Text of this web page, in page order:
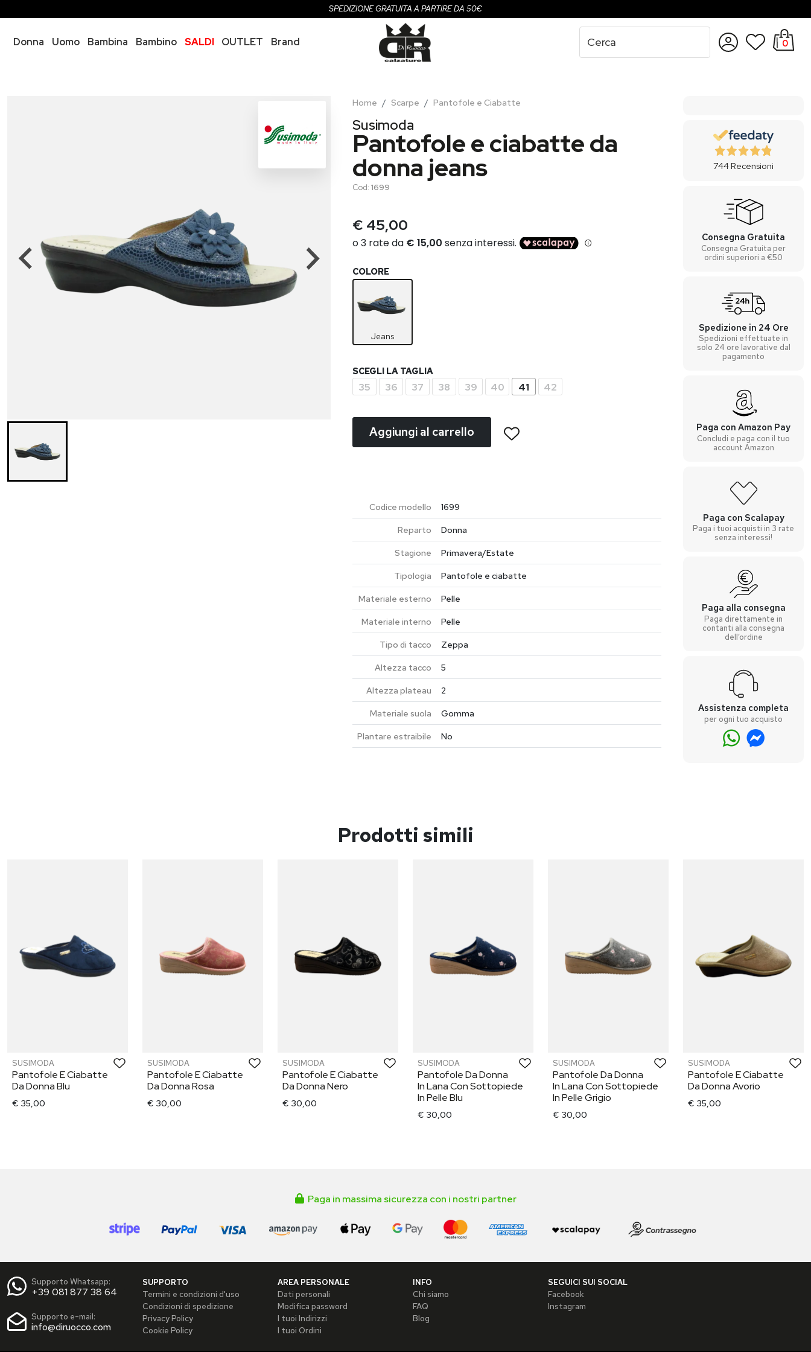
SPEDIZIONE GRATUITA A PARTIRE DA 50€
Donna Uomo Bambina Bambino SALDI OUTLET
Brand
0
Home Scarpe Pantofole e Ciabatte
Susimoda
Pantofole e ciabatte da
donna jeans
Cod: 1699
€ 45,00
COLORE
Jeans
SCEGLI LA TAGLIA
35 36 37 38 39 40 41 42
Aggiungi al carrello
Codice modello
1699
Reparto
Donna
Stagione
Primavera/Estate
Tipologia
Pantofole e ciabatte
Materiale esterno
Pelle
Materiale interno
Pelle
Tipo di tacco
Zeppa
Altezza tacco
5
Altezza plateau
2
Materiale suola
Gomma
Plantare estraibile
No
744Recensioni
Consegna Gratuita
Consegna Gratuita per
ordini superiori a €50
Spedizione in 24 Ore
Spedizioni effettuate in
solo 24 ore lavorative dal
pagamento
Paga con Amazon Pay
Concludi e paga con il tuo
account Amazon
Paga con Scalapay
Paga i tuoi acquisti in 3 rate
senza interessi!
Paga alla consegna
Paga direttamente in
contanti alla consegna
dell’ordine
Assistenza completa
per ogni tuo acquisto
Prodotti simili
SUSIMODA
Pantofole E Ciabatte
Da Donna Blu
€ 35,00
SUSIMODA
Pantofole E Ciabatte
Da Donna Rosa
€ 30,00
SUSIMODA
Pantofole E Ciabatte
Da Donna Nero
€ 30,00
SUSIMODA
Pantofole Da Donna
In Lana Con Sottopiede
In Pelle Blu
€ 30,00
SUSIMODA
Pantofole Da Donna
In Lana Con Sottopiede
In Pelle Grigio
€ 30,00
SUSIMODA
Pantofole E Ciabatte
Da Donna Avorio
€ 35,00
Paga in massima sicurezza con i nostri partner
Supporto Whatsapp:
+39 081 877 38 64
Supporto e-mail:
info@diruocco.com
SUPPORTO
Termini e condizioni d'uso
Condizioni di spedizione
Privacy Policy
Cookie Policy
AREA PERSONALE
Dati personali
Modifica password
I tuoi Indirizzi
I tuoi Ordini
INFO
Chi siamo
FAQ
Blog
SEGUICI SUI SOCIAL
Facebook
Instagram